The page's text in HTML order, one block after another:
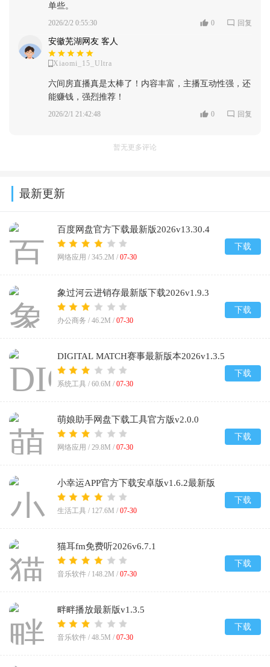
单些。
2026/2/2 0:55:30 0 回复
安徽芜湖网友 客人
Xiaomi_15_Ultra
六间房直播真是太棒了！内容丰富，主播互动性强，还
能赚钱，强烈推荐！
2026/2/1 21:42:48 0 回复
暂无更多评论
最新更新
百度网盘官方下载最新版2026v13.30.4
网络应用 / 345.2M / 07-30
下载
象过河云进销存最新版下载2026v1.9.3
办公商务 / 46.2M / 07-30
下载
DIGITAL MATCH赛事最新版本2026v1.3.5
系统工具 / 60.6M / 07-30
下载
萌娘助手网盘下载工具官方版v2.0.0
网络应用 / 29.8M / 07-30
下载
小幸运APP官方下载安卓版v1.6.2最新版
生活工具 / 127.6M / 07-30
下载
猫耳fm免费听2026v6.7.1
音乐软件 / 148.2M / 07-30
下载
畔畔播放最新版v1.3.5
音乐软件 / 48.5M / 07-30
下载